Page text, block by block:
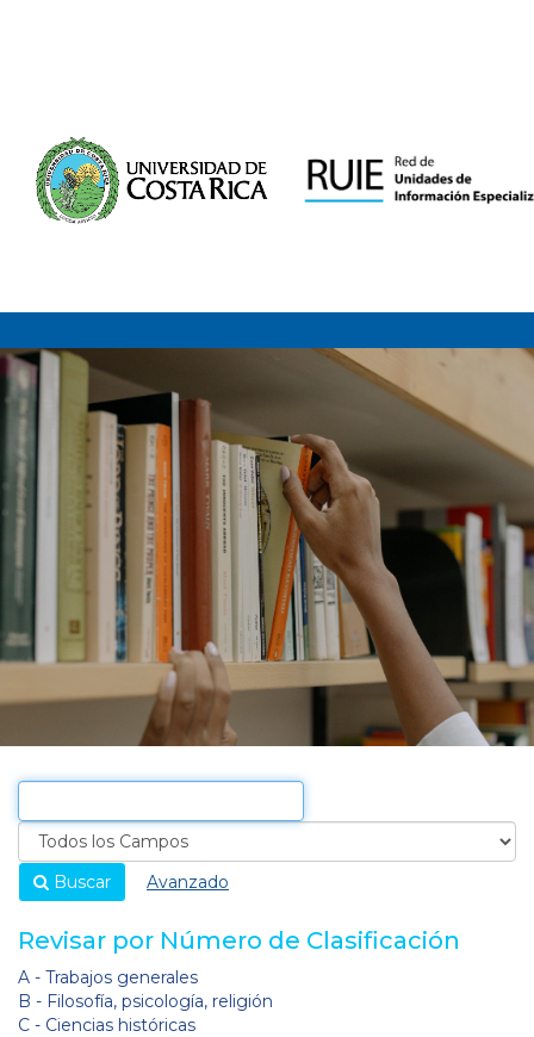
Buscar Avanzado
Revisar por Número de Clasificación
A - Trabajos generales
B - Filosofía, psicología, religión
C - Ciencias históricas